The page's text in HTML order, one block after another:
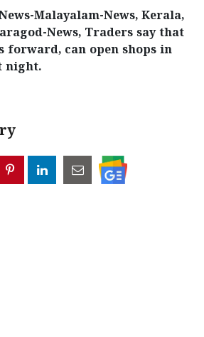
Malayalam-News, Kerala,
News, Traders say that
forward, can open shops in
night.